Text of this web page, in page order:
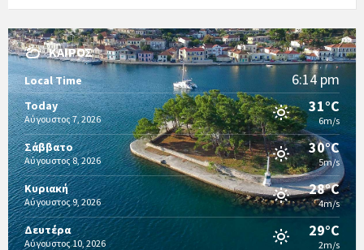
ΚΑΙΡΌΣ
Local Time 6:14 pm
Today
Αύγουστος 7, 2026
31°C
6m/s
Σάββατο
Αύγουστος 8, 2026
30°C
5m/s
Κυριακή
Αύγουστος 9, 2026
28°C
4m/s
Δευτέρα
Αύγουστος 10, 2026
29°C
2m/s